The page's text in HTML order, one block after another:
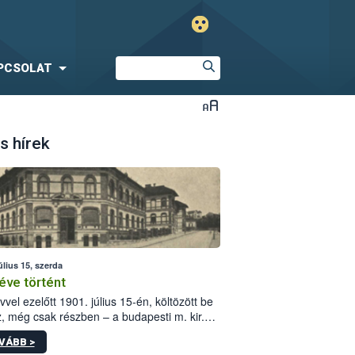
hírek
15, szerda
történt
ezelőtt 1901. július 15-én, költözött be
még csak részben – a budapesti m. kir.
állomás a Kis Rókus utca
alatti, Czigler Győző által tervezett új
>